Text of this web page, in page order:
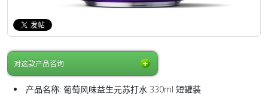
对这款产品咨询
产品名称: 葡萄风味益生元苏打水 330ml 短罐装